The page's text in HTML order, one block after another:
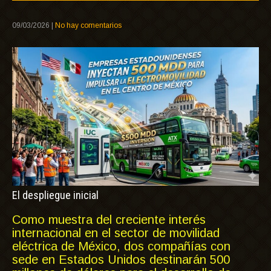
09/03/2026 No hay comentarios
El despliegue inicial
Como muestra del creciente interés
internacional en el sector de movilidad
eléctrica de México, dos compañías con
sede en Estados Unidos destinarán 500